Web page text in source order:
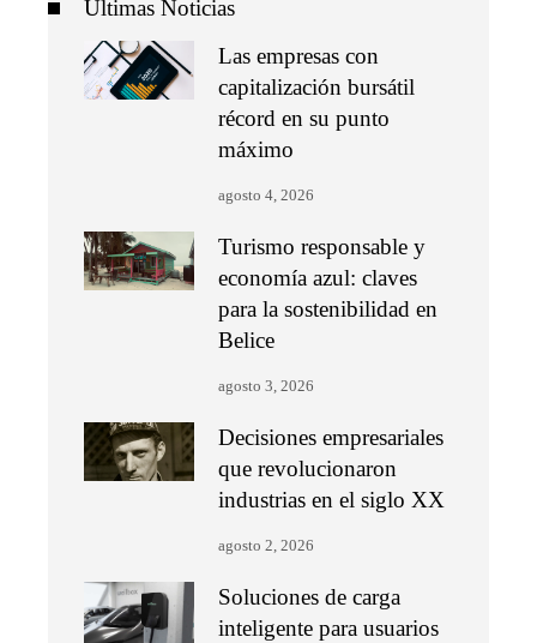
Últimas Noticias
Las empresas con
capitalización bursátil
récord en su punto
máximo
agosto 4, 2026
Turismo responsable y
economía azul: claves
para la sostenibilidad en
Belice
agosto 3, 2026
Decisiones empresariales
que revolucionaron
industrias en el siglo XX
agosto 2, 2026
Soluciones de carga
inteligente para usuarios